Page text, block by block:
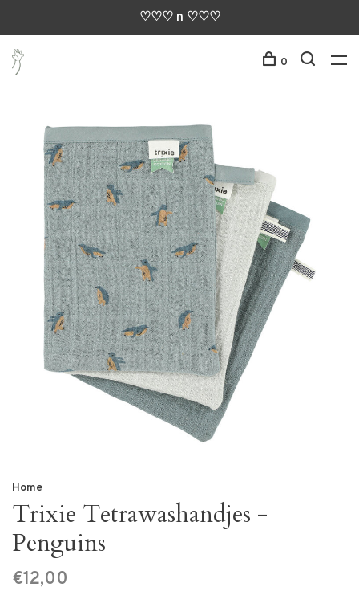
♡♡♡ n ♡♡♡
0
Home
Trixie Tetrawashandjes -
Penguins
€12,00